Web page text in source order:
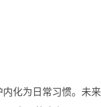
化为日常习惯。未来